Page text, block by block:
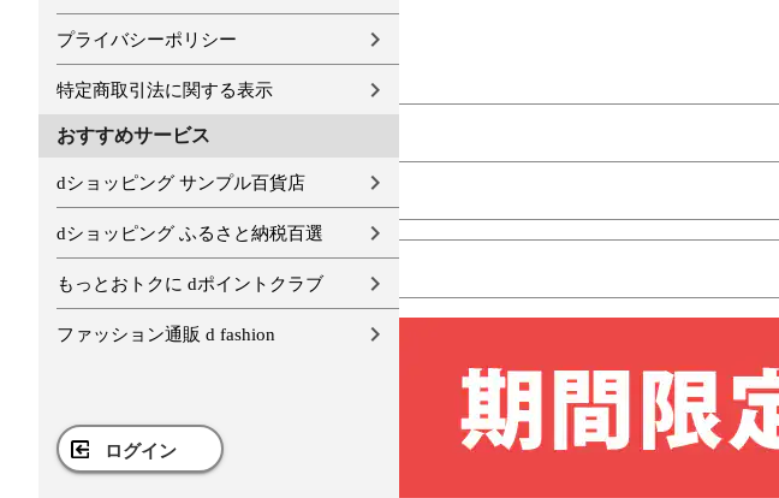
プライバシーポリシー
特定商取引法に関する表示
おすすめサービス
dショッピング サンプル百貨店
dショッピング ふるさと納税百選
もっとおトクに dポイントクラブ
ファッション通販 d fashion
ログイン